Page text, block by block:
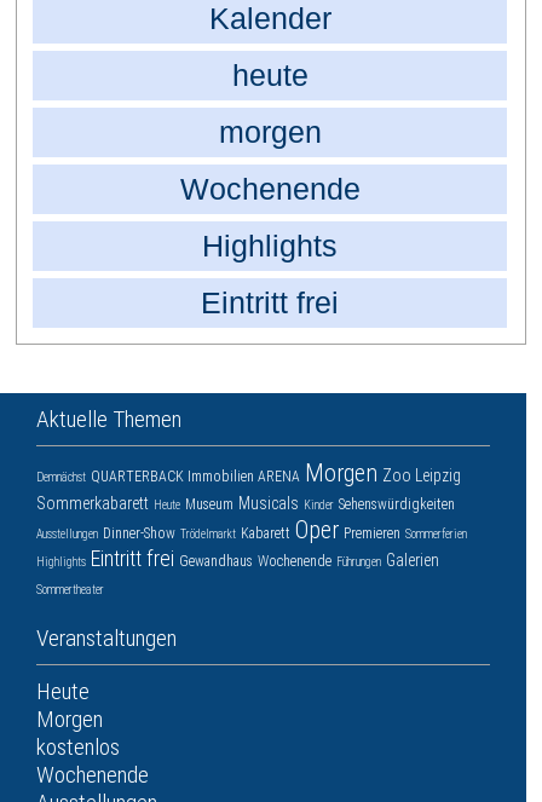
Kalender
heute
morgen
Wochenende
Highlights
Eintritt frei
Aktuelle Themen
Demnächst QUARTERBACK Immobilien ARENA Morgen Zoo Leipzig
Sommerkabarett Heute Museum Musicals Kinder Sehenswürdigkeiten
Ausstellungen Dinner-Show Trödelmarkt Kabarett Oper Premieren Sommerferien
Highlights Eintritt frei Gewandhaus Wochenende Führungen Galerien
Sommertheater
Veranstaltungen
Heute
Morgen
kostenlos
Wochenende